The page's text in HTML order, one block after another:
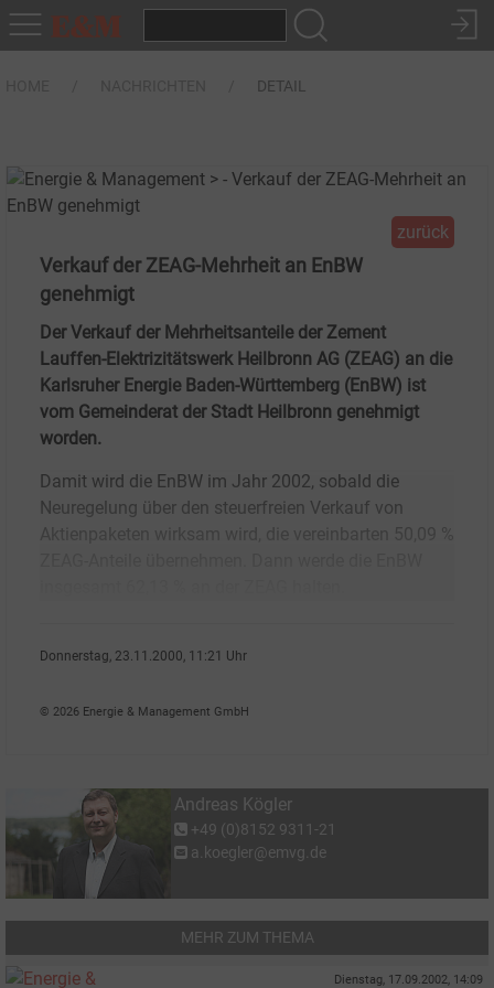
DETAIL
zurück
Verkauf der ZEAG-Mehrheit an EnBW
genehmigt
Der Verkauf der Mehrheitsanteile der Zement
Lauffen-Elektrizitätswerk Heilbronn AG (ZEAG) an die
Karlsruher Energie Baden-Württemberg (EnBW) ist
vom Gemeinderat der Stadt Heilbronn genehmigt
worden.
Damit wird die EnBW im Jahr 2002, sobald die
Neuregelung über den steuerfreien Verkauf von
Aktienpaketen wirksam wird, die vereinbarten 50,09 %
Donnerstag, 23.11.2000, 11:21 Uhr
© 2026 Energie & Management GmbH
Andreas Kögler
+49 (0)8152 9311-21
a.koegler@emvg.de
MEHR ZUM THEMA
Dienstag, 17.09.2002, 14:09